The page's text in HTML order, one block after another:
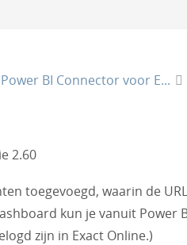
Power BI Connector voor E...
2.60
toegevoegd, waarin de
kun je vanuit Power
zijn in Exact Online.)